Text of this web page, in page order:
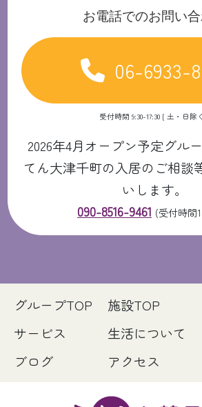
お電話でのお問い
06-6933-
受付時間 9:30-17:30 [ 土・日除
2026年4月オープン予定グル
てん大津千町の入居のご相談
いします。
090-8516-9461 (受付時間
グループTOP 施設TOP
サービス
生活について
ブログ
アクセス